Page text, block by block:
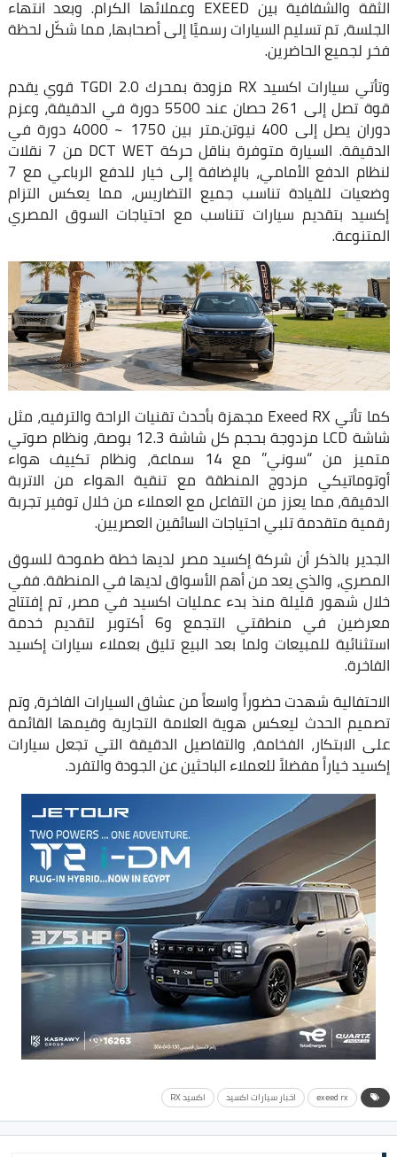
الثقة والشفافية بين EXEED وعملائها الكرام. وبعد انتهاء
الجلسة، تم تسليم السيارات رسميًا إلى أصحابها، مما شكّل لحظة
فخر لجميع الحاضرين.
وتأتي سيارات اكسيد RX مزودة بمحرك 2.0 TGDI قوي يقدم
قوة تصل إلى 261 حصان عند 5500 دورة في الدقيقة، وعزم
دوران يصل إلى 400 نيوتن.متر بين 1750 ~ 4000 دورة في
الدقيقة. السيارة متوفرة بناقل حركة DCT WET من 7 نقلات
لنظام الدفع الأمامي، بالإضافة إلى خيار للدفع الرباعي مع 7
وضعيات للقيادة تناسب جميع التضاريس، مما يعكس التزام
إكسيد بتقديم سيارات تتناسب مع احتياجات السوق المصري
المتنوعة.
كما تأتي Exeed RX مجهزة بأحدث تقنيات الراحة والترفيه، مثل
شاشة LCD مزدوجة بحجم كل شاشة 12.3 بوصة، ونظام صوتي
متميز من “سوني” مع 14 سماعة، ونظام تكييف هواء
أوتوماتيكي مزدوج المنطقة مع تنقية الهواء من الاتربة
الدقيقة، مما يعزز من التفاعل مع العملاء من خلال توفير تجربة
رقمية متقدمة تلبي احتياجات السائقين العصريين.
الجدير بالذكر أن شركة إكسيد مصر لديها خطة طموحة للسوق
المصري، والذي يعد من أهم الأسواق لديها في المنطقة. ففي
خلال شهور قليلة منذ بدء عمليات اكسيد في مصر، تم إفتتاح
معرضين في منطقتي التجمع و6 أكتوبر لتقديم خدمة
استثنائية للمبيعات ولما بعد البيع تليق بعملاء سيارات إكسيد
الفاخرة.
الاحتفالية شهدت حضوراً واسعاً من عشاق السيارات الفاخرة، وتم
تصميم الحدث ليعكس هوية العلامة التجارية وقيمها القائمة
على الابتكار، الفخامة، والتفاصيل الدقيقة التي تجعل سيارات
إكسيد خياراً مفضلاً للعملاء الباحثين عن الجودة والتفرد.
exeed rx اخبار سيارات اكسيد اكسيد RX